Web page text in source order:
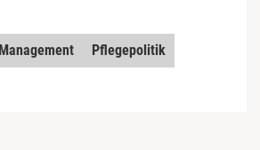
Management Pflegepolitik